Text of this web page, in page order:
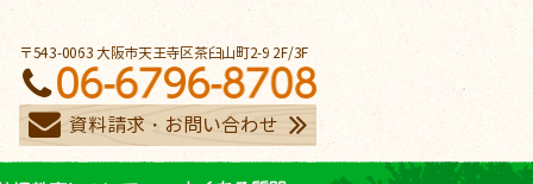
〒543-0063 大阪市天王寺区茶臼山町2-9 2F/3F
資料請求・お問い合わせ